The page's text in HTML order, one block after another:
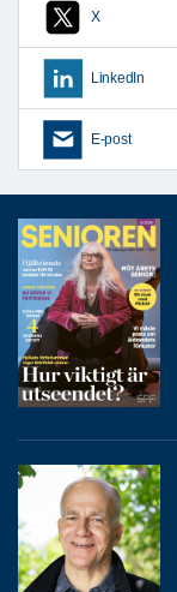
X
LinkedIn
E-post